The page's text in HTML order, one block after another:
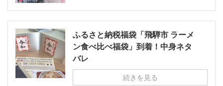
ふるさと納税福袋「飛騨市 ラーメ
ン食べ比べ福袋」到着！中身ネタ
バレ
続きを見る